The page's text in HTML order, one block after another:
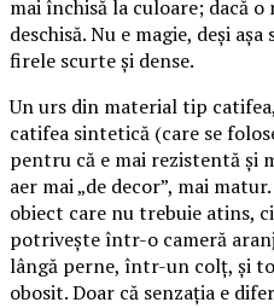
mai închisă la culoare; dacă
deschisă. Nu e magie, deși
firele scurte și dense.
Un urs din material tip
catifea sintetică (care se
pentru că e mai rezistentă și
aer mai „de decor”, mai
obiect care nu trebuie atins,
potrivește într-o cameră
lângă perne, într-un colț, și
obosit. Doar că senzația e